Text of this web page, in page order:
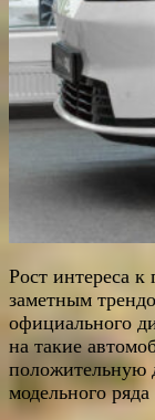
Рост интереса к
заметным
официального
на такие
положительную
модельного